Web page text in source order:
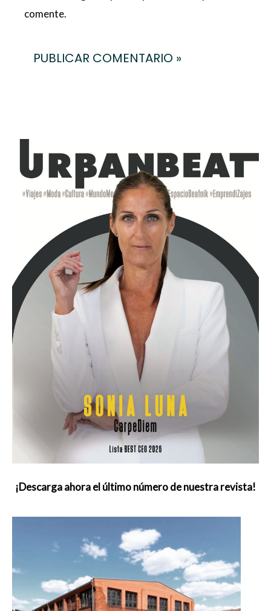
comente.
¡Descarga ahora el último número de nuestra revista!